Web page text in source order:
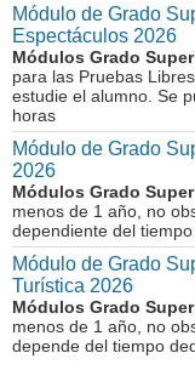
Módulo de Grado
Espectáculos 2026
Módulos Grado
para las Pruebas
estudie el alumno. Se
horas
Módulo de Grado
2026
Módulos Grado
menos de 1 año, no
dependiente del
Módulo de Grado
Turística 2026
Módulos Grado
menos de 1 año, no
depende del tiempo